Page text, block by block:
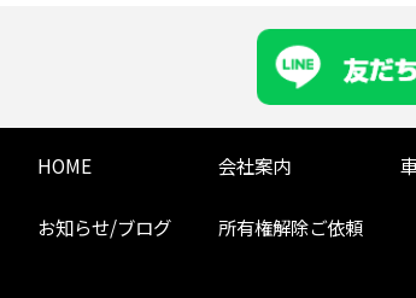
HOME 会社案内
お知らせ/ブログ 所有権解除ご依頼